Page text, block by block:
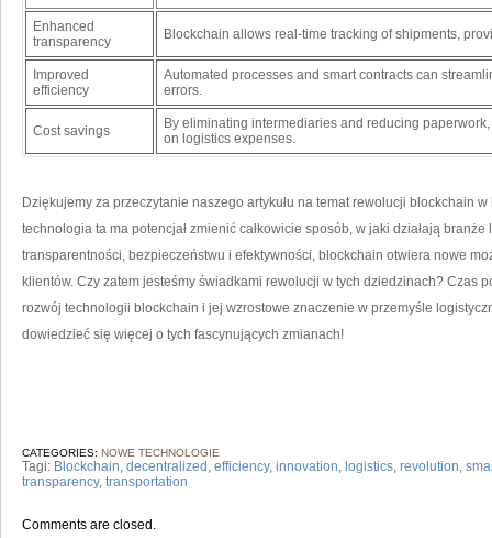
Enhanced
transparency
Blockchain allows real-time tracking⁤ of shipments,⁤
Improved
efficiency
Automated processes and smart contracts can
errors.
Cost savings
By eliminating ⁣intermediaries and reducing
on logistics⁢ expenses.
Dziękujemy za⁤ przeczytanie naszego⁢ artykułu na temat rewolucji blockchain
technologia ta ma ⁣potencjał zmienić całkowicie sposób, w jaki działają
transparentności, bezpieczeństwu i efektywności,⁣ blockchain otwiera nowe
klientów.⁢ Czy zatem jesteśmy świadkami rewolucji w tych⁢ dziedzinach? Czas
rozwój technologii blockchain i ​jej wzrostowe znaczenie w przemyśle​
dowiedzieć się więcej ⁣o tych fascynujących zmianach!
CATEGORIES: NOWE TECHNOLOGIE
Tagi: Blockchain, decentralized , efficiency, innovation, logistics, revolution,
transparency, transportation
Comments are closed.